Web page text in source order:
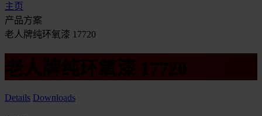
主页
产品方案
老人牌纯环氧漆 17720
老人牌纯环氧漆 17720
Details Downloads